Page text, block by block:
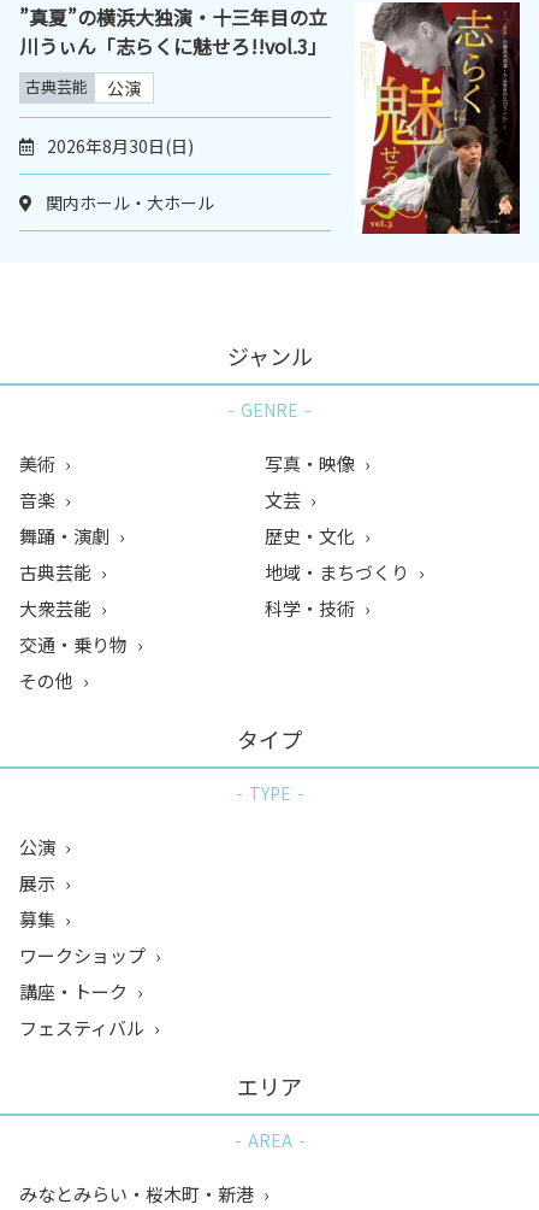
”真夏”の横浜大独演・十三年目の立
川うぃん「志らくに魅せろ!!vol.3」
古典芸能 公演
2026年8月30日(日)
関内ホール・大ホール
ジャンル
GENRE
美術
音楽
舞踊・演劇
古典芸能
大衆芸能
写真・映像
文芸
歴史・文化
地域・まちづくり
科学・技術
交通・乗り物
その他
タイプ
TYPE
公演
展示
募集
ワークショップ
講座・トーク
フェスティバル
エリア
AREA
みなとみらい・桜木町・新港